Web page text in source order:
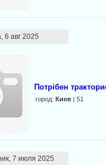
6 авг 2025
Потрібен
город: Киев| 51
7 июля 2025